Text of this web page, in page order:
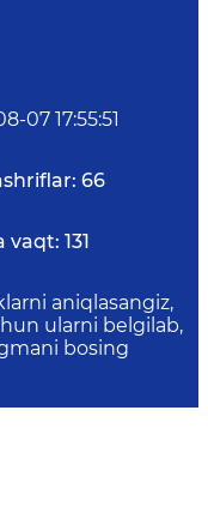
07 17:55:51
66
vaqt: 131
aniqlasangiz,
ularni belgilab,
bosing